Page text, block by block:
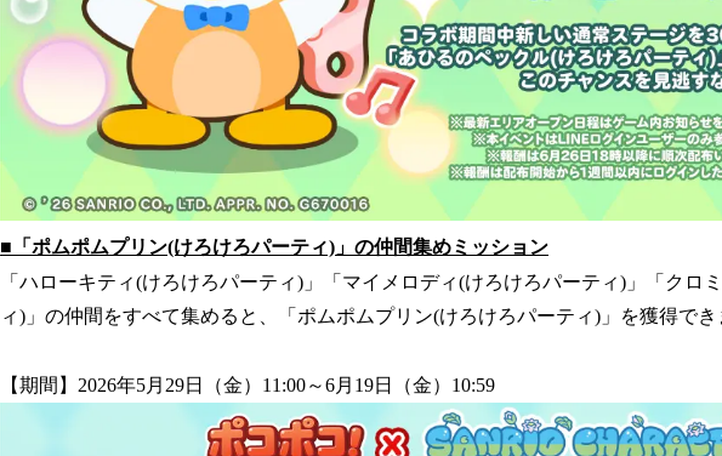
■「ポムポムプリン(けろけろパーティ)」の仲間集めミッション
「ハローキティ(けろけろパーティ)」「マイメロディ(けろけろパーティ)」「クロ
ィ)」の仲間をすべて集めると、「ポムポムプリン(けろけろパーティ)」を獲得でき
【期間】2026年5月29日（金）11:00～6月19日（金）10:59